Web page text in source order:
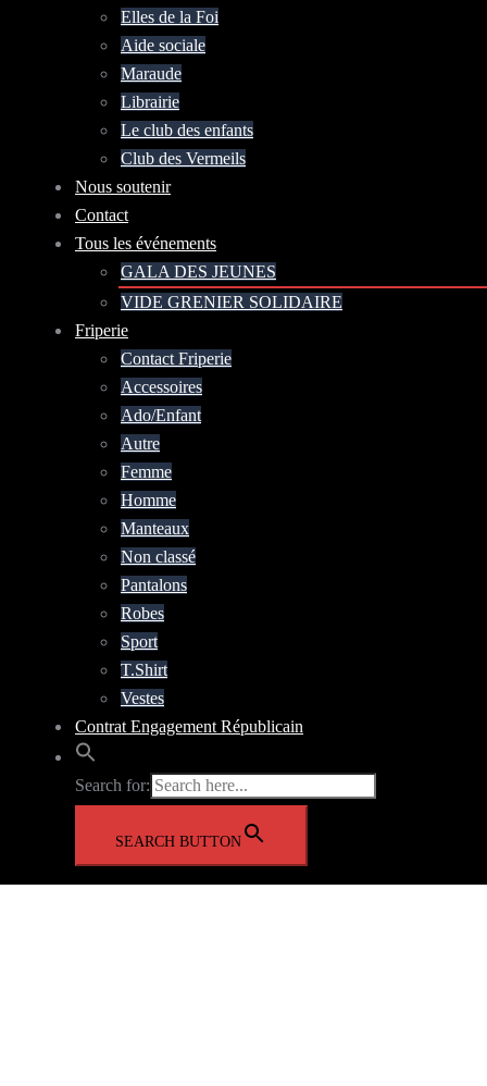
Elles de la Foi
Aide sociale
Maraude
Librairie
Le club des enfants
Club des Vermeils
Nous soutenir
Contact
Tous les événements
GALA DES JEUNES
VIDE GRENIER SOLIDAIRE
Friperie
Contact Friperie
Accessoires
Ado/Enfant
Autre
Femme
Homme
Manteaux
Non classé
Pantalons
Robes
Sport
T.Shirt
Vestes
Contrat Engagement Républicain
Search for:
SEARCH BUTTON